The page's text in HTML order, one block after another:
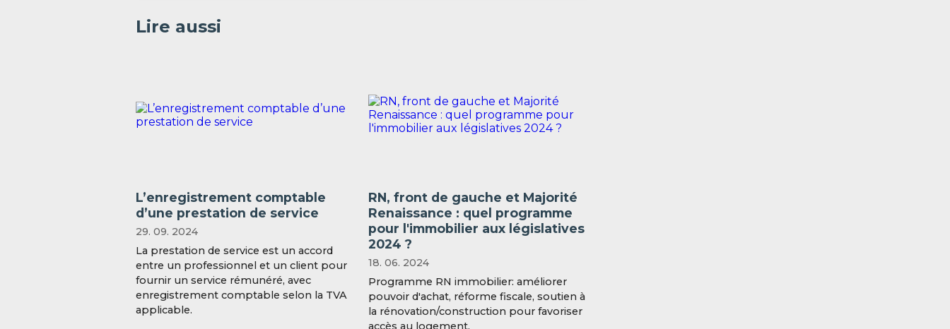
Lire aussi
L’enregistrement comptable
d’une prestation de service
29. 09. 2024
La prestation de service est un accord
entre un professionnel et un client pour
fournir un service rémunéré, avec
enregistrement comptable selon la TVA
applicable.
RN, front de gauche et Majorité
Renaissance : quel programme
pour l'immobilier aux législatives
2024 ?
18. 06. 2024
Programme RN immobilier: améliorer
pouvoir d'achat, réforme fiscale, soutien à
la rénovation/construction pour favoriser
accès au logement.